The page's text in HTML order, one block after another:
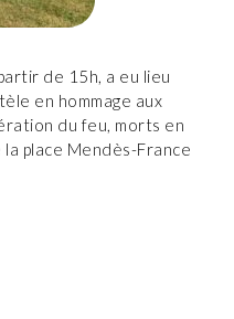
de 15h, a eu lieu
en hommage aux
du feu, morts en
place Mendès-France